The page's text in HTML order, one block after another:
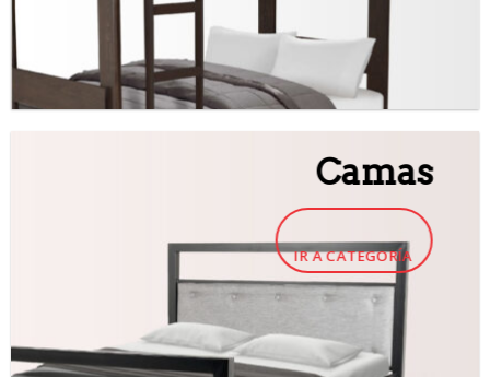
Camas
IR A CATEGORÍA